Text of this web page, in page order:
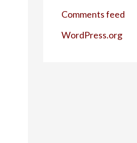
Comments feed
WordPress.org